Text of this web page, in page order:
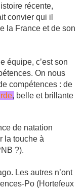
récente,
convier qui il
la France et de son
équipe, c’est son
On nous
compétences : de
, belle et brillante
de natation
la touche à
?).
Les autres n’ont
Po (Hortefeux